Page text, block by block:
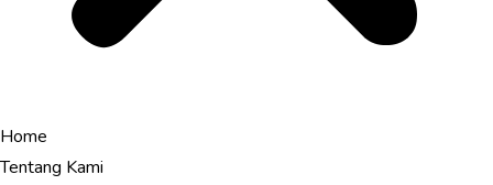
Home
Tentang Kami